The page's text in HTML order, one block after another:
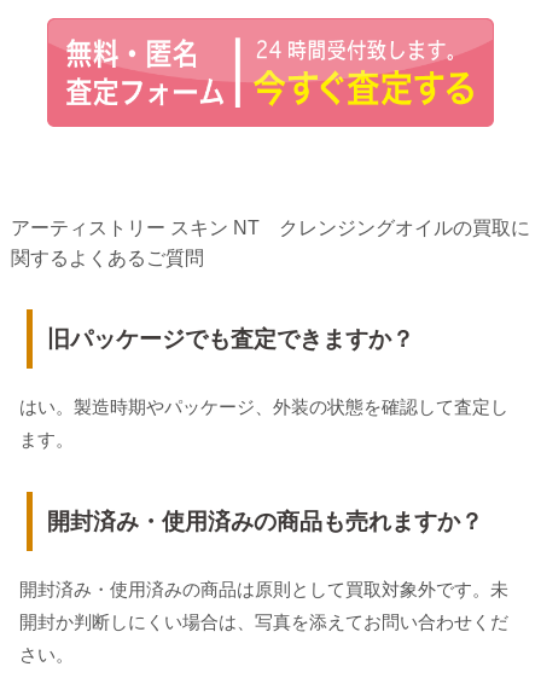
アーティストリー スキン NT クレンジングオイルの買取に
関するよくあるご質問
旧パッケージでも査定できますか？
はい。製造時期やパッケージ、外装の状態を確認して査定し
ます。
開封済み・使用済みの商品も売れますか？
開封済み・使用済みの商品は原則として買取対象外です。未
開封か判断しにくい場合は、写真を添えてお問い合わせくだ
さい。